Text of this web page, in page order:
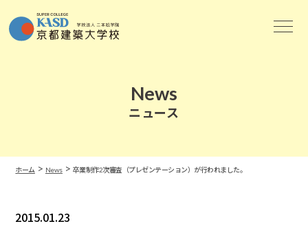
News
ニュース
ホーム > News> 卒業制作2次審査（プレゼンテーション）が行われました。
2015.01.23